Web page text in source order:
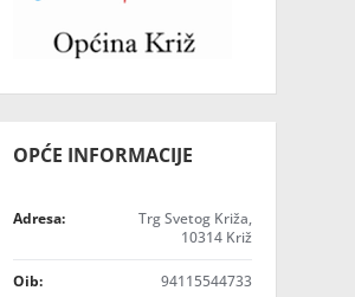
OPĆE INFORMACIJE
Adresa:
Trg Svetog Križa,
10314 Križ
Oib: 94115544733